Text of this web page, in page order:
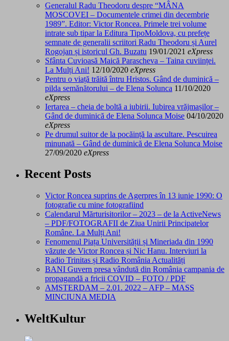
Generalul Radu Theodoru despre “MÂNA
MOSCOVEI – Documentele crimei din decembrie
1989”. Editor: Victor Roncea. Primele trei volume
intrate sub tipar la Editura TipoMoldova, cu prefețe
semnate de generalii scriitori Radu Theodoru și Aurel
Rogojan și istoricul Gh. Buzatu 19/01/2021 eXpress
Sfânta Cuvioasă Maică Parascheva – Taina cuviinței.
La Mulți Ani! 12/10/2020 eXpress
Pentru o viață trăită întru Hristos. Gând de duminică –
pilda semănătorului – de Elena Solunca 11/10/2020
eXpress
Iertarea – cheia de boltă a iubirii. Iubirea vrăjmașilor –
Gând de duminică de Elena Solunca Moise 04/10/2020
eXpress
Pe drumul suitor de la pocăință la ascultare. Pescuirea
minunată – Gând de duminică de Elena Solunca Moise
27/09/2020 eXpress
Recent Posts
Victor Roncea suprins de Agerpres în 13 iunie 1990: O
fotografie cu mine fotografiind
Calendarul Mărturisitorilor – 2023 – de la ActiveNews
– PDF/FOTOGRAFII de Ziua Unirii Principatelor
Române. La Mulți Ani!
Fenomenul Piața Universității și Mineriada din 1990
văzute de Victor Roncea și Nic Hanu. Interviuri la
Radio Trinitas și Radio România Actualități
BANI Guvern presa vândută din România campania de
propagandă a fricii COVID – FOTO / PDF
AMSTERDAM – 2.01. 2022 – AFP – MASS
MINCIUNA MEDIA
WeltKultur